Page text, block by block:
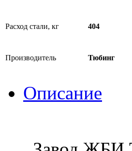
Расход стали, кг 404
Производитель Тюбинг
Описание